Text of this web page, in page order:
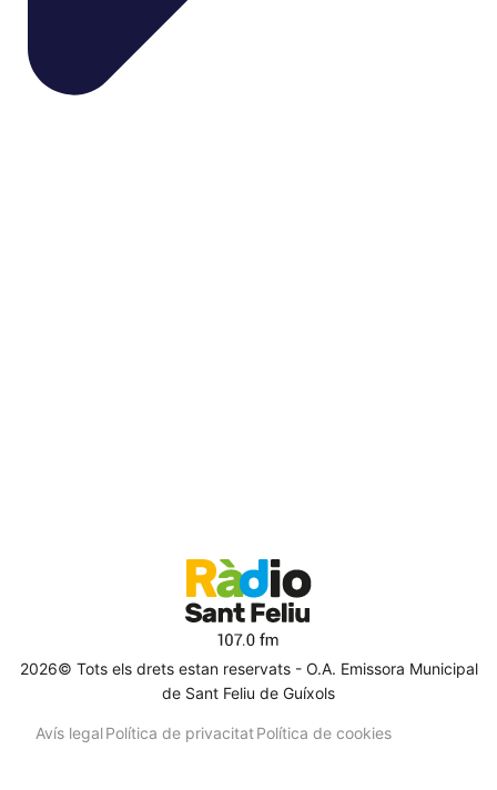
2026© Tots els drets estan reservats - O.A. Emissora Municipal
de Sant Feliu de Guíxols
Avís legalPolítica de privacitatPolítica de cookies